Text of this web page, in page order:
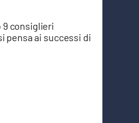
9 consiglieri
pensa ai successi di